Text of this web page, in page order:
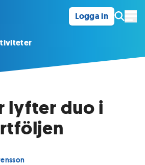
Logga in
lyfter duo i